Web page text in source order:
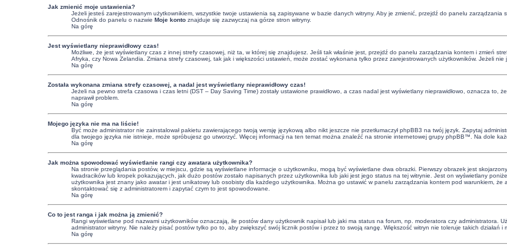
Jak zmienić moje ustawienia?
Jeżeli jesteś zarejestrowanym użytkownikiem, wszystkie twoje ustawienia są zapisywane w bazie danych witryny. Aby je zmienić, przejdź do panelu
Odnośnik do panelu o nazwie Moje kontoznajduje się zazwyczaj na górze stron witryny.
Na górę
Jest wyświetlany nieprawidłowy czas!
Możliwe, że jest wyświetlany czas z innej strefy czasowej, niż ta, w której się znajdujesz. Jeśli tak właśnie jest, przejdź do panelu zarządzania kontem i zmień
Afryka, czy Nowa Zelandia. Zmiana strefy czasowej, tak jak i większości ustawień, może zostać wykonana tylko przez zarejestrowanych użytkowników. Jeżeli
Na górę
Została wykonana zmiana strefy czasowej, a nadal jest wyświetlany nieprawidłowy czas!
Jeżeli na pewno strefa czasowa i czas letni (DST – Day Saving Time) zostały ustawione prawidłowo, a czas nadal jest wyświetlany nieprawidłowo, oznacza to,
naprawił problem.
Na górę
Mojego języka nie ma na liście!
Być może administrator nie zainstalował pakietu zawierającego twoją wersję językową albo nikt jeszcze nie przetłumaczył phpBB3 na twój język. Zapytaj
dla twojego języka nie istnieje, może spróbujesz go utworzyć. Więcej informacji na ten temat można znaleźć na stronie internetowej grupy phpBB™. Na dole
Na górę
Jak można spowodować wyświetlanie rangi czy awatara użytkownika?
Na stronie przeglądania postów, w miejscu, gdzie są wyświetlane informacje o użytkowniku, mogą być wyświetlane dwa obrazki. Pierwszy obrazek jest
kwadracików lub kropek pokazujących, jak dużo postów zostało napisanych przez użytkownika lub jaki jest jego status na tej witrynie. Jest on wyświetlany
użytkownika jest znany jako awatar i jest unikatowy lub osobisty dla każdego użytkownika. Można go ustawić w panelu zarządzania kontem pod warunkiem, że
skontaktować się z administratorem i zapytać czym to jest spowodowane.
Na górę
Co to jest ranga i jak można ją zmienić?
Rangi wyświetlane pod nazwami użytkowników oznaczają, ile postów dany użytkownik napisał lub jaki ma status na forum, np. moderatora czy administratora.
administrator witryny. Nie należy pisać postów tylko po to, aby zwiększyć swój licznik postów i przez to swoją rangę. Większość witryn nie toleruje takich działań
Na górę